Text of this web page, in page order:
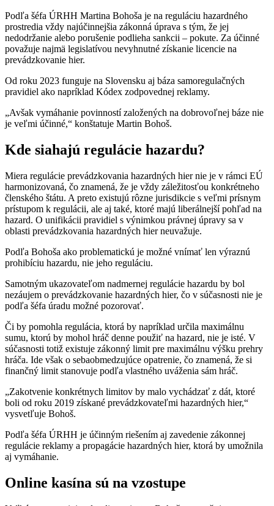
Podľa šéfa ÚRHH Martina Bohoša je na reguláciu hazardného
prostredia vždy najúčinnejšia zákonná úprava s tým, že jej
nedodržanie alebo porušenie podlieha sankcii – pokute. Za účinné
považuje najmä legislatívou nevyhnutné získanie licencie na
prevádzkovanie hier.
Od roku 2023 funguje na Slovensku aj báza samoregulačných
pravidiel ako napríklad Kódex zodpovednej reklamy.
„Avšak vymáhanie povinností založených na dobrovoľnej báze nie
je veľmi účinné,“ konštatuje Martin Bohoš.
Kde siahajú regulácie hazardu?
Miera regulácie prevádzkovania hazardných hier nie je v rámci EÚ
harmonizovaná, čo znamená, že je vždy záležitosťou konkrétneho
členského štátu. A preto existujú rôzne jurisdikcie s veľmi prísnym
prístupom k regulácii, ale aj také, ktoré majú liberálnejší pohľad na
hazard. O unifikácii pravidiel s výnimkou právnej úpravy sa v
oblasti prevádzkovania hazardných hier neuvažuje.
Podľa Bohoša ako problematickú je možné vnímať len výraznú
prohibíciu hazardu, nie jeho reguláciu.
Samotným ukazovateľom nadmernej regulácie hazardu by bol
nezáujem o prevádzkovanie hazardných hier, čo v súčasnosti nie je
podľa šéfa úradu možné pozorovať.
Či by pomohla regulácia, ktorá by napríklad určila maximálnu
sumu, ktorú by mohol hráč denne použiť na hazard, nie je isté. V
súčasnosti totiž existuje zákonný limit pre maximálnu výšku prehry
hráča. Ide však o sebaobmedzujúce opatrenie, čo znamená, že si
finančný limit stanovuje podľa vlastného uváženia sám hráč.
„Zakotvenie konkrétnych limitov by malo vychádzať z dát, ktoré
boli od roku 2019 získané prevádzkovateľmi hazardných hier,“
vysvetľuje Bohoš.
Podľa šéfa ÚRHH je účinným riešením aj zavedenie zákonnej
regulácie reklamy a propagácie hazardných hier, ktorá by umožnila
aj vymáhanie.
Online kasína sú na vzostupe